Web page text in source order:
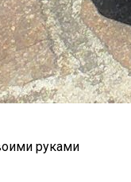
руками